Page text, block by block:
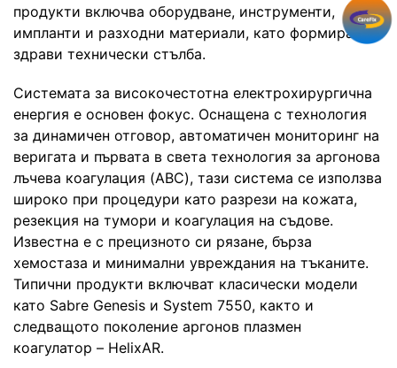
продукти включва оборудване, инструменти,
импланти и разходни материали, като формира три
здрави технически стълба.
Системата за високочестотна електрохирургична
енергия е основен фокус. Оснащена с технология
за динамичен отговор, автоматичен мониторинг на
веригата и първата в света технология за аргонова
лъчева коагулация (ABC), тази система се използва
широко при процедури като разрези на кожата,
резекция на тумори и коагулация на съдове.
Известна е с прецизното си рязане, бърза
хемостаза и минимални увреждания на тъканите.
Типични продукти включват класически модели
като Sabre Genesis и System 7550, както и
следващото поколение аргонов плазмен
коагулатор – HelixAR.